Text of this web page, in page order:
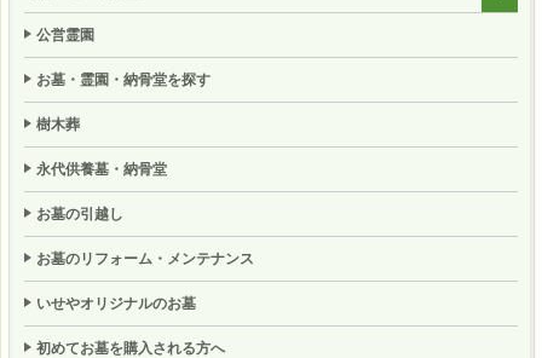
公営霊園
お墓・霊園・納骨堂を探す
樹木葬
永代供養墓・納骨堂
お墓の引越し
お墓のリフォーム・メンテナンス
いせやオリジナルのお墓
初めてお墓を購入される方へ